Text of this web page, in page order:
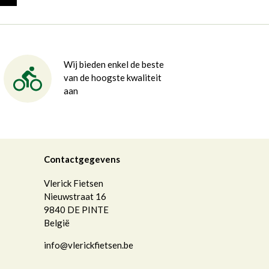
Wij bieden enkel de beste
van de hoogste kwaliteit
aan
Contactgegevens
Vlerick Fietsen
Nieuwstraat 16
9840 DE PINTE
België
info@vlerickfietsen.be